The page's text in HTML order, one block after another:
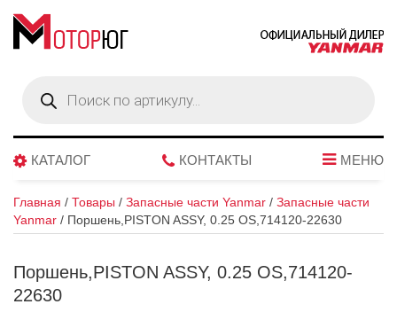
товаров
КАТАЛОГ КОНТАКТЫ МЕНЮ
Главная / Товары / Запасные части Yanmar / Запасные части
Yanmar / Поршень,PISTON ASSY, 0.25 OS,714120-22630
Поршень,PISTON ASSY, 0.25 OS,714120-
22630